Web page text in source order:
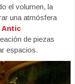
el volumen, la
una atmósfera
Antic
de piezas
espacios.